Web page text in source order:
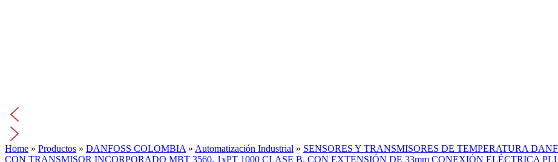
Home » Productos » DANFOSS COLOMBIA» Automatización Industrial » SENSORES Y TRANSMISORES DE TEMPERATURA
CON TRANSMISOR INCORPORADO MBT 3560, 1xPT 1000 CLASE B, CON EXTENSIÓN DE 33mm CONEXIÓN ELÉCTRICA